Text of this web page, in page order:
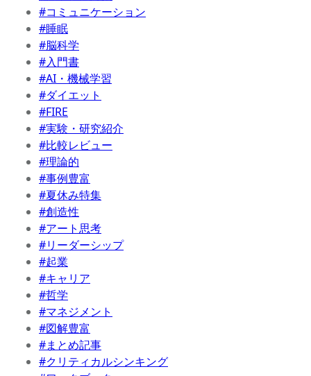
#コミュニケーション
#睡眠
#脳科学
#入門書
#AI・機械学習
#ダイエット
#FIRE
#実験・研究紹介
#比較レビュー
#理論的
#事例豊富
#夏休み特集
#創造性
#アート思考
#リーダーシップ
#起業
#キャリア
#哲学
#マネジメント
#図解豊富
#まとめ記事
#クリティカルシンキング